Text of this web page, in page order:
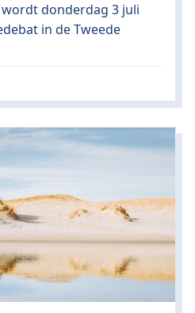
donderdag 3 juli
in de Tweede